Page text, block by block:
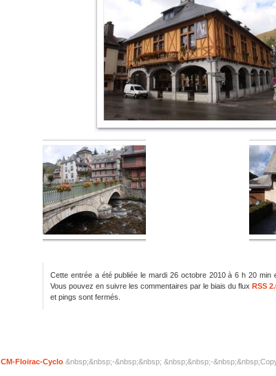
Cette entrée a été publiée le mardi 26 octobre 2010 à 6 h 20 min
Vous pouvez en suivre les commentaires par le biais du flux RSS
et pings sont fermés.
CM-Floirac-Cyclo &nbsp;&nbsp;-&nbsp;&nbsp; &nbsp;&nbsp;-